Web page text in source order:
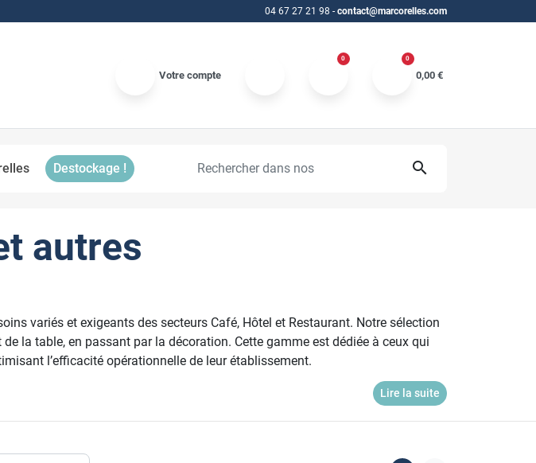
04 67 27 21 98 - contact@marcorelles.com
Votre compte
0
0,00 €
0
Destockage ! search
autres
variés et exigeants des secteurs Café, Hôtel et Restaurant. Notre sélection
la table, en passant par la décoration. Cette gamme est dédiée à ceux qui
l’efficacité opérationnelle de leur établissement.
un lieu accueillant, fonctionnel et esthétique. Chaque produit est sélectionné
Lire la suite